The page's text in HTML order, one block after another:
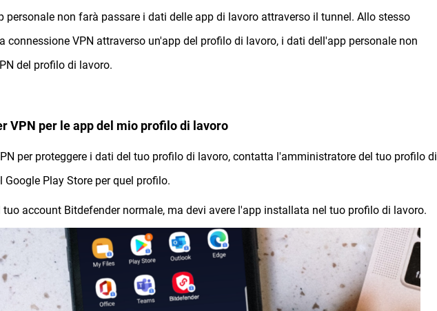
personale non farà passare i dati delle app di lavoro attraverso il tunnel. Allo stesso
connessione VPN attraverso un'app del profilo di lavoro, i dati dell'app personale non
del profilo di lavoro.
VPN per le app del mio profilo di lavoro
per proteggere i dati del tuo profilo di lavoro, contatta l'amministratore del tuo profilo di
Play Store per quel profilo.
account Bitdefender normale, ma devi avere l'app installata nel tuo profilo di lavoro.